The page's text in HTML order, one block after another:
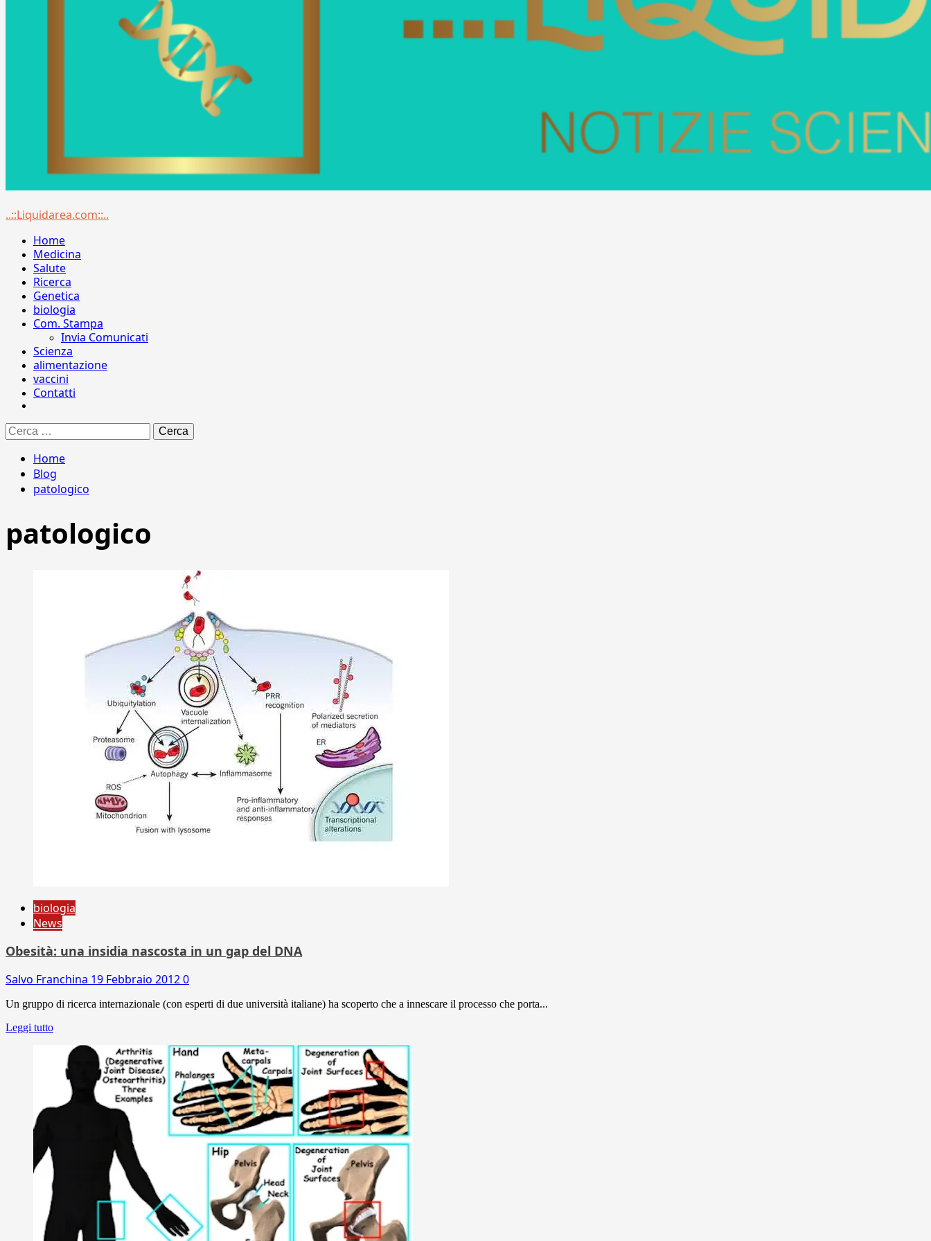
Menu
..::Liquidarea.com::..
Home
Medicina
Salute
Ricerca
Genetica
biologia
Com. Stampa
Invia Comunicati
Scienza
alimentazione
vaccini
Contatti
Ricerca
per:
Home
Blog
patologico
patologico
biologia
News
Obesità: una insidia nascosta in un gap del DNA
Salvo Franchina 19 Febbraio 20120
Un gruppo di ricerca internazionale (con esperti di due università italiane) ha scoperto che a innescare il processo che porta...
Leggi tutto